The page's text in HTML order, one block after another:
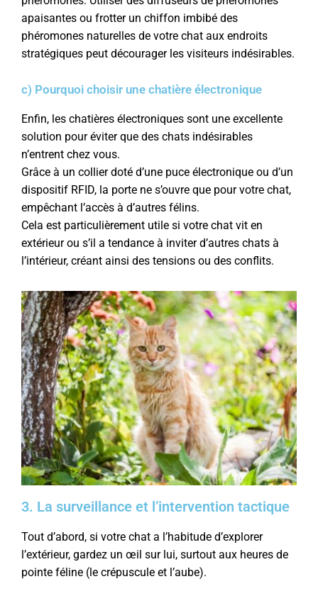
apaisantes ou frotter un chiffon imbibé des
phéromones naturelles de votre chat aux endroits
stratégiques peut décourager les visiteurs indésirables.
c) Pourquoi choisir une chatière électronique
Enfin, les chatières électroniques sont une excellente
solution pour éviter que des chats indésirables
n’entrent chez vous.
Grâce à un collier doté d’une puce électronique ou d’un
dispositif RFID, la porte ne s’ouvre que pour votre chat,
empêchant l’accès à d’autres félins.
Cela est particulièrement utile si votre chat vit en
extérieur ou s’il a tendance à inviter d’autres chats à
l’intérieur, créant ainsi des tensions ou des conflits.
3. La surveillance et l’intervention tactique
Tout d’abord, si votre chat a l’habitude d’explorer
l’extérieur, gardez un œil sur lui, surtout aux heures de
pointe féline (le crépuscule et l’aube).